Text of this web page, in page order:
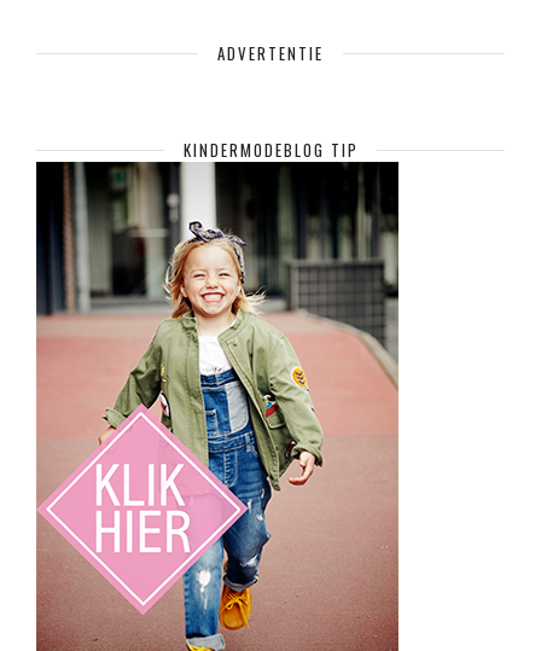
ADVERTENTIE
KINDERMODEBLOG TIP